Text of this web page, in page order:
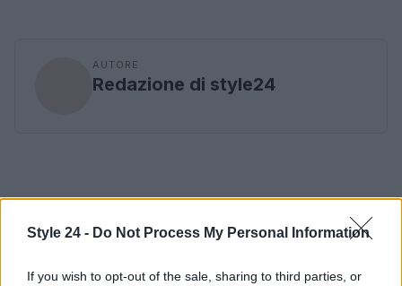
Style 24 - Do Not Process My Personal Information
If you wish to opt-out of the sale, sharing to third parties, or
AUTORE
Redazione di style24